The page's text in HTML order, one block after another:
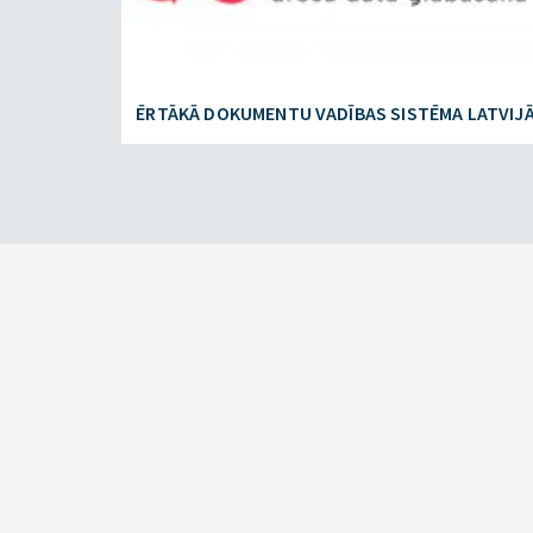
ĒRTĀKĀ DOKUMENTU VADĪBAS SISTĒMA